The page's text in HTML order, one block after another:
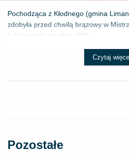
Pochodząca z Kłodnego (gmina
zdobyła przed chwilą brązowy w
kajakarstwie górskim (K1) ...
Czytaj
Pozostałe